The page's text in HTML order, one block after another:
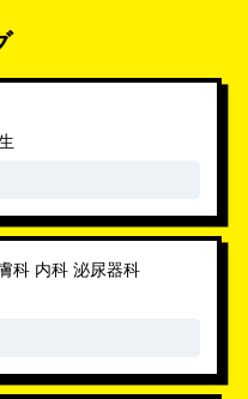
科 内科 泌尿器科